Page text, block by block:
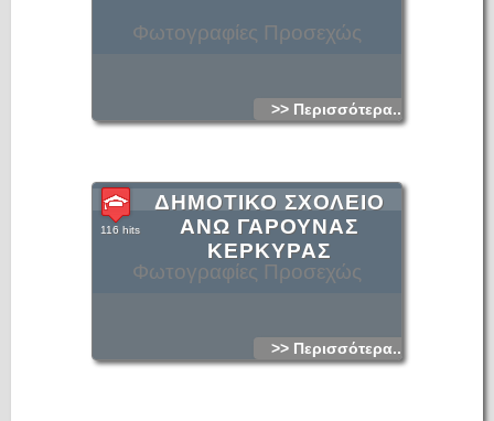
Φωτογραφίες Προσεχώς
>> Περισσότερα...
Φωτογραφίες Προσεχώς
ΔΗΜΟΤΙΚΟ ΣΧΟΛΕΙΟ
ΑΝΩ ΓΑΡΟΥΝΑΣ
ΚΕΡΚΥΡΑΣ
116 hits
>> Περισσότερα...